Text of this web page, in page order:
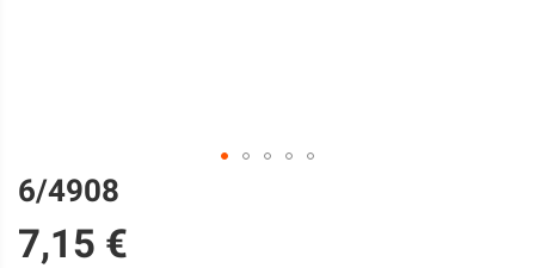
Zum
Anfang
der
Bildgalerie
6/4908
7,15 €